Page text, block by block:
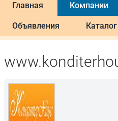
Главная Компании
Объявления Каталог